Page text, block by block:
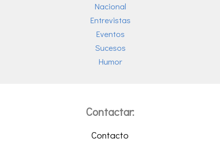
Nacional
Entrevistas
Eventos
Sucesos
Humor
Contactar:
Contacto